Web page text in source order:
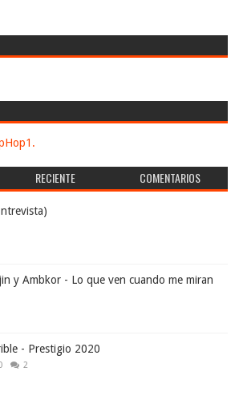
RECIENTE COMENTARIOS
y Ambkor - Lo que ven cuando me miran
- Prestigio 2020
2